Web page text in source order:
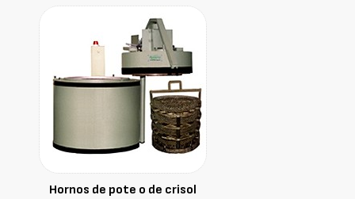
Hornos de pote o de crisol